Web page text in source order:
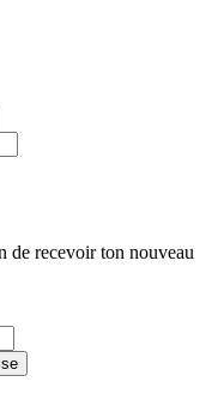
de recevoir ton nouveau